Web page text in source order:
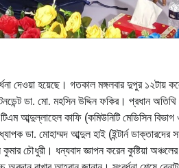
দেওয়া হয়েছে। গতকাল মঙ্গলবার দুপুর
ডা. মো. মহসিন উদ্দিন ফকির। প্রধান
আব্দুল্লাহেল কাফি (কমিউনিটি মেডিসিন
ডা. মোহাম্মদ আব্দুল হাই (ইন্টার্ন
কুমার চৌধুরী। ধন্যবাদ জ্ঞাপন করেন কুষ্টিয়া